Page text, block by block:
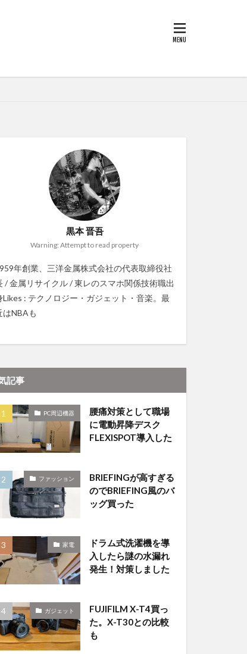
黒本 晋吾
Warning: Attempt to read property
年創業、三洋金属株式会社の代表取締役社
/ 金属リサイクル / 東レのスマホ関係技術職出
Likes : テクノロジー・ガジェット・音楽。最
はNBAも
記事
PC周辺機器
腰痛対策として職場
に電動昇降デスク
FLEXISPOT導入した
ファッション
BRIEFINGが高すぎる
のでBRIEFING風のバ
ッグ買った
家電
ドラム式洗濯機を導
入したら謎の水漏れ
発生！対策しました
ガジェット
FUJIFILM X-T4買っ
た。X-T30との比較
も